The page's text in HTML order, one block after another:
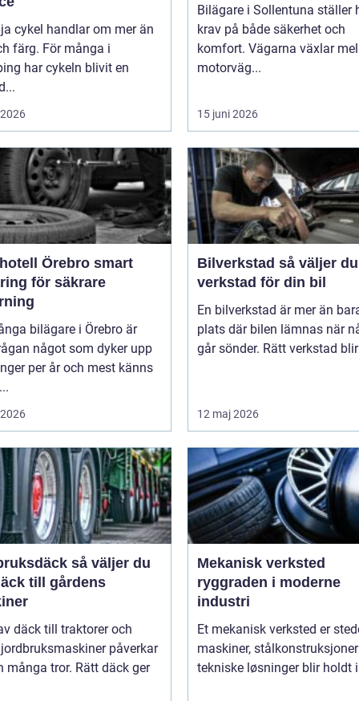
cykel handlar om mer än
färg. För många i
har cykeln blivit en
Bilägare i Sollentuna ställer
krav på både säkerhet och
komfort. Vägarna växlar
motorväg...
15 juni 2026
Örebro smart
för säkrare
bilägare i Örebro är
något som dyker upp
per år och mest känns
Bilverkstad så väljer du rätt
verkstad för din bil
En bilverkstad är mer än
plats där bilen lämnas när
går sönder. Rätt verkstad
12 maj 2026
så väljer du
till gårdens
däck till traktorer och
påverkar
många tror. Rätt däck ger
Mekanisk verksted
ryggraden i moderne
industri
Et mekanisk verksted er
maskiner,
tekniske løsninger blir holdt